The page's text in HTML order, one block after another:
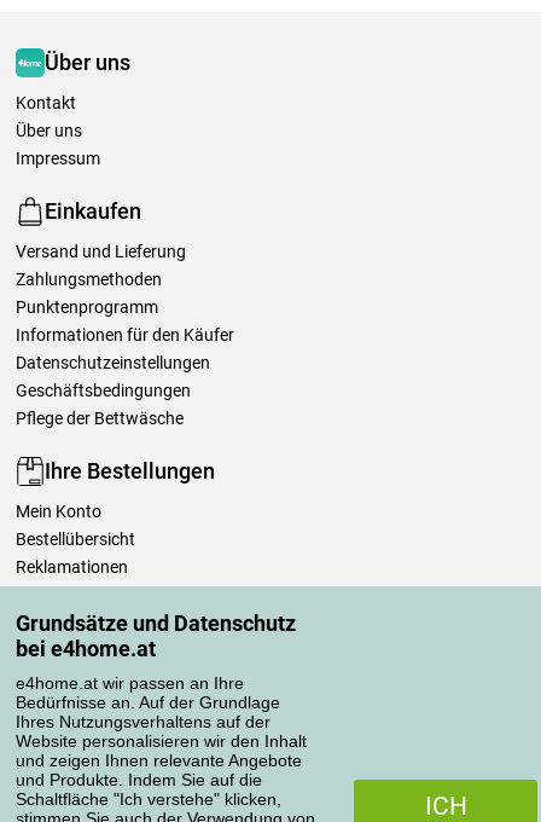
Grundsätze und Datenschutz
bei e4home.at
e4home.at wir passen an Ihre
Bedürfnisse an. Auf der Grundlage
Ihres Nutzungsverhaltens auf der
Website personalisieren wir den Inhalt
und zeigen Ihnen relevante Angebote
und Produkte. Indem Sie auf die
Schaltfläche "Ich verstehe" klicken,
ICH
Über uns
Kontakt
Über uns
Impressum
Einkaufen
Versand und Lieferung
Zahlungsmethoden
Punktenprogramm
Informationen für den Käufer
Datenschutzeinstellungen
Geschäftsbedingungen
Pflege der Bettwäsche
Ihre Bestellungen
Mein Konto
Bestellübersicht
Reklamationen
Einfach mehr wissen
Richtlinien zur Verarbeitung von Bewertungen
Transportarten
Zahlungsmethoden